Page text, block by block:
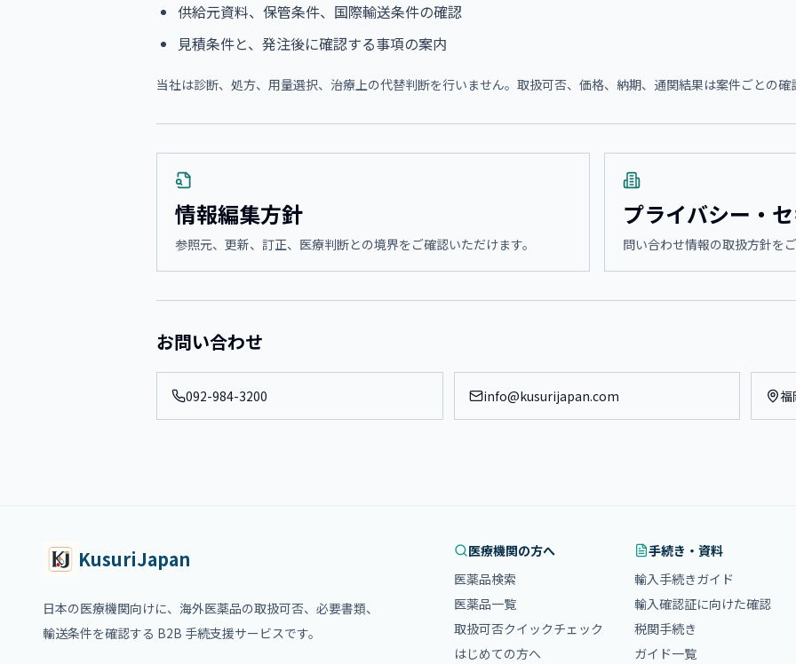
供給元資料、保管条件、国際輸送条件の確認
見積条件と、発注後に確認する事項の案内
当社は診断、処方、用量選択、治療上の代替判断を行いません。取扱可否、価格、納期、通関結果は案件ごとの確
情報編集方針
参照元、更新、訂正、医療判断との境界をご確認いただけます。
プライバシー・
問い合わせ情報の取扱方針を
お問い合わせ
092-984-3200 info@kusurijapan.com 福
KusuriJapan
日本の医療機関向けに、海外医薬品の取扱可否、必要書類、
輸送条件を確認する B2B 手続支援サービスです。
医療機関の方へ
医薬品検索
医薬品一覧
取扱可否クイックチェック
はじめての方へ
手続き・資料
輸入手続きガイド
輸入確認証に向けた確認
税関手続き
ガイド一覧